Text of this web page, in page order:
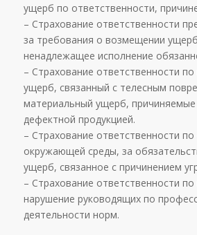
ущерб по ответственности,
– Страхование ответственности
за требования о возмещении
ненадлежащее исполнение
– Страхование ответственности по
ущерб, связанный с телесным
материальный ущерб,
дефектной продукцией.
– Страхование ответственности по
окружающей среды, за
ущерб, связанное с причинением
– Страхование ответственности
нарушение руководящих по
деятельности норм.